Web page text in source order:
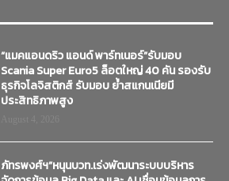
“แมคแอนดริว แอนด์ พาร์ทเนอร์”รับมอบ
Scania Super Euro5 ล็อตใหญ่ 40 คัน รองรับ
ธุรกิจโลจิสติกส์ รับมอบ ย้ำสแกนเนียมี
ประสิทธิภาพสูง
ภัทรพงศ์ฯ”หนุนบวท.เร่งพัฒนาระบบบริหาร